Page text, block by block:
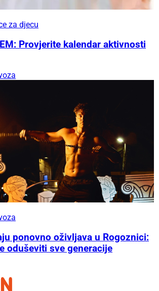
za djecu
Provjerite kalendar aktivnosti
ponovno oživljava u Rogoznici:
oduševiti sve generacije